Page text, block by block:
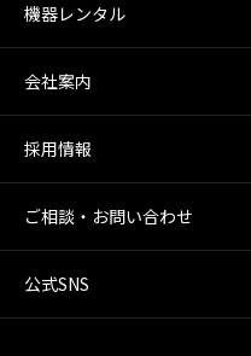
機器レンタル
会社案内
採用情報
ご相談・お問い合わせ
公式SNS